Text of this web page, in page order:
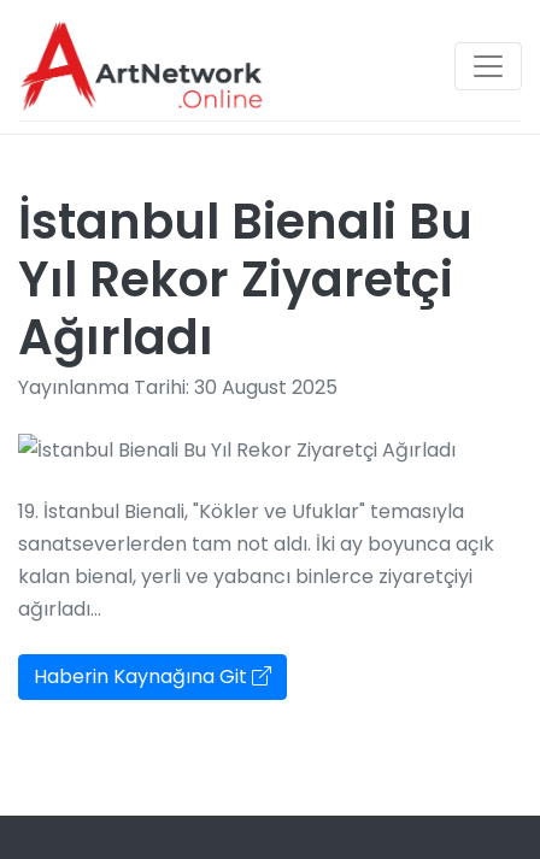
İstanbul Bienali Bu
Yıl Rekor Ziyaretçi
Ağırladı
Yayınlanma Tarihi: 30 August 2025
19. İstanbul Bienali, "Kökler ve Ufuklar" temasıyla
sanatseverlerden tam not aldı. İki ay boyunca açık
kalan bienal, yerli ve yabancı binlerce ziyaretçiyi
ağırladı...
Haberin Kaynağına Git